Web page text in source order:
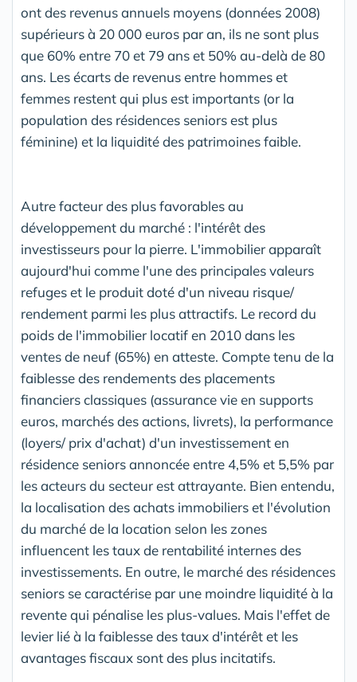
ont des revenus annuels moyens (données 2008)
supérieurs à 20 000 euros par an, ils ne sont plus
que 60% entre 70 et 79 ans et 50% au-delà de 80
ans. Les écarts de revenus entre hommes et
femmes restent qui plus est importants (or la
population des résidences seniors est plus
féminine) et la liquidité des patrimoines faible.
Autre facteur des plus favorables au
développement du marché : l'intérêt des
investisseurs pour la pierre. L'immobilier apparaît
aujourd'hui comme l'une des principales valeurs
refuges et le produit doté d'un niveau risque/
rendement parmi les plus attractifs. Le record du
poids de l'immobilier locatif en 2010 dans les
ventes de neuf (65%) en atteste. Compte tenu de la
faiblesse des rendements des placements
financiers classiques (assurance vie en supports
euros, marchés des actions, livrets), la performance
(loyers/ prix d'achat) d'un investissement en
résidence seniors annoncée entre 4,5% et 5,5% par
les acteurs du secteur est attrayante. Bien entendu,
la localisation des achats immobiliers et l'évolution
du marché de la location selon les zones
influencent les taux de rentabilité internes des
investissements. En outre, le marché des résidences
seniors se caractérise par une moindre liquidité à la
revente qui pénalise les plus-values. Mais l'effet de
levier lié à la faiblesse des taux d'intérêt et les
avantages fiscaux sont des plus incitatifs.